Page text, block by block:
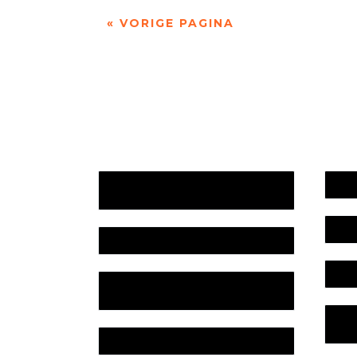
« VORIGE PAGINA